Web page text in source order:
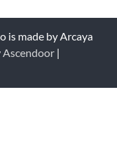
is made by Arcaya
Ascendoor |